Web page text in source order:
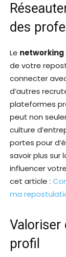
des
Le networking
de votre
connecter
d’autres
plateformes
peut non
culture
portes pour
savoir plus sur
influencer
cet article :
ma
Valoriser
profil